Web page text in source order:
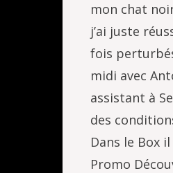
mon chat
j’ai juste
fois
midi avec
assistant à
des
Dans le Box
Promo